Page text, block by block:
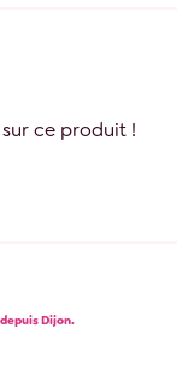
ce produit !
Dijon.